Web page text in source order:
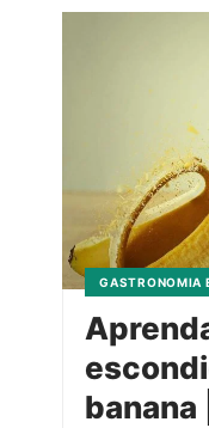
GASTRONOMIA
banana